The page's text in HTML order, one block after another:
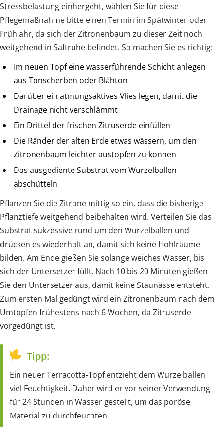
Stressbelastung einhergeht, wählen Sie für diese
Pflegemaßnahme bitte einen Termin im Spätwinter oder
Frühjahr, da sich der Zitronenbaum zu dieser Zeit noch
weitgehend in Saftruhe befindet. So machen Sie es richtig:
Im neuen Topf eine wasserführende Schicht anlegen
aus Tonscherben oder Blähton
Darüber ein atmungsaktives Vlies legen, damit die
Drainage nicht verschlämmt
Ein Drittel der frischen Zitruserde einfüllen
Die Ränder der alten Erde etwas wässern, um den
Zitronenbaum leichter austopfen zu können
Das ausgediente Substrat vom Wurzelballen
abschütteln
Pflanzen Sie die Zitrone mittig so ein, dass die bisherige
Pflanztiefe weitgehend beibehalten wird. Verteilen Sie das
Substrat sukzessive rund um den Wurzelballen und
drücken es wiederholt an, damit sich keine Hohlräume
bilden. Am Ende gießen Sie solange weiches Wasser, bis
sich der Untersetzer füllt. Nach 10 bis 20 Minuten gießen
Sie den Untersetzer aus, damit keine Staunässe entsteht.
Zum ersten Mal gedüngt wird ein Zitronenbaum nach dem
Umtopfen frühestens nach 6 Wochen, da Zitruserde
vorgedüngt ist.
Tipp:
Ein neuer Terracotta-Topf entzieht dem Wurzelballen
viel Feuchtigkeit. Daher wird er vor seiner Verwendung
für 24 Stunden in Wasser gestellt, um das poröse
Material zu durchfeuchten.